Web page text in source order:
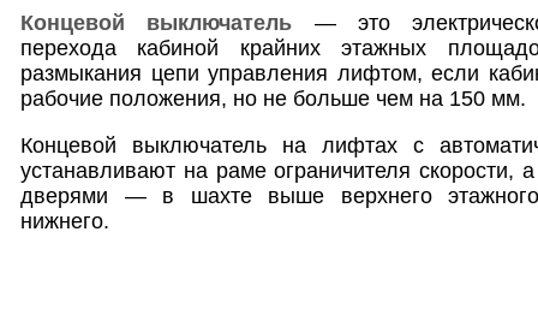
Концевой выключатель — это
перехода кабиной крайних этажных
размыкания цепи управления лифтом, если
рабочие положения, но не больше чем на 150 мм.
Концевой выключатель на лифтах с
устанавливают на раме ограничителя
дверями — в шахте выше верхнего
нижнего.